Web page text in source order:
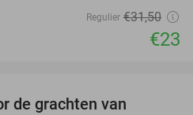
Regulier €31,50
€23
de grachten van